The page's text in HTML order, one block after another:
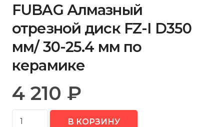
FUBAG Алмазный
отрезной диск FZ-I D350
мм/ 30-25.4 мм по
керамике
4 210 ₽
Количество
В КОРЗИНУ